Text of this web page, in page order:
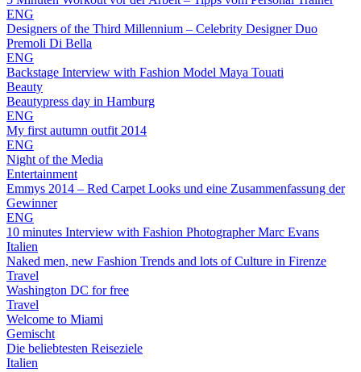
ENG
Designers of the Third Millennium – Celebrity Designer Duo
Premoli Di Bella
ENG
Backstage Interview with Fashion Model Maya Touati
Beauty
Beautypress day in Hamburg
ENG
My first autumn outfit 2014
ENG
Night of the Media
Entertainment
Emmys 2014 – Red Carpet Looks und eine Zusammenfassung der
Gewinner
ENG
10 minutes Interview with Fashion Photographer Marc Evans
Italien
Naked men, new Fashion Trends and lots of Culture in Firenze
Travel
Washington DC for free
Travel
Welcome to Miami
Gemischt
Die beliebtesten Reiseziele
Italien